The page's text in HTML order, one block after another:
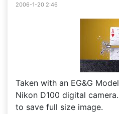
2006-1-20 2:46
Taken with an EG&G
Nikon D100 digital
to save full size image.